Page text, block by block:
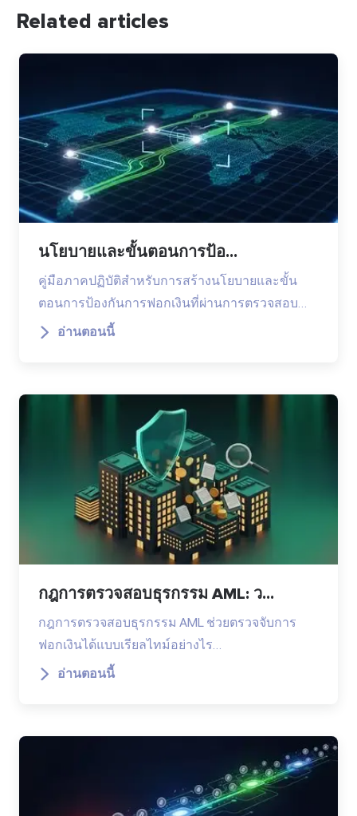
Related articles
นโยบายและขั้นตอนการป้อ...
คู่มือภาคปฏิบัติสำหรับการสร้างนโยบายและขั้น
ตอนการป้องกันการฟอกเงินที่ผ่านการตรวจสอบ…
อ่านตอนนี้
กฎการตรวจสอบธุรกรรม AML: ว...
กฎการตรวจสอบธุรกรรม AML ช่วยตรวจจับการ
ฟอกเงินได้แบบเรียลไทม์อย่างไร…
อ่านตอนนี้